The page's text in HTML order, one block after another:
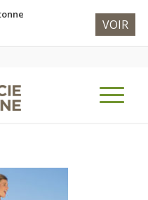
VOIR